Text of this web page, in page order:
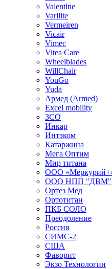
Valentine
Varilite
Vermeiren
Vicair
Vimec
Vitea Care
Wheelblades
WillChair
YouGo
Yuda
Армед (Armed)
Еxcel mobility
ЗСО
Инкар
Интэком
Катаржина
Мега Оптим
Мир титана
ООО
ООО НПП "ДВМ"
Ортез Мед
Ортотитан
ПКБ СОЛО
Преодоление
Россия
СИМС-2
США
Фаворит
Экзо Технологии